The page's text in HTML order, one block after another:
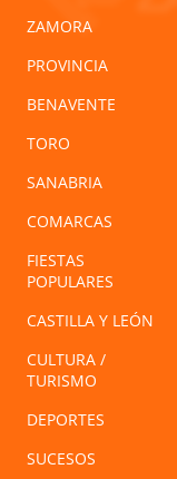
ZAMORA
PROVINCIA
BENAVENTE
TORO
SANABRIA
COMARCAS
FIESTAS
POPULARES
CASTILLA Y LEÓN
CULTURA /
TURISMO
DEPORTES
SUCESOS